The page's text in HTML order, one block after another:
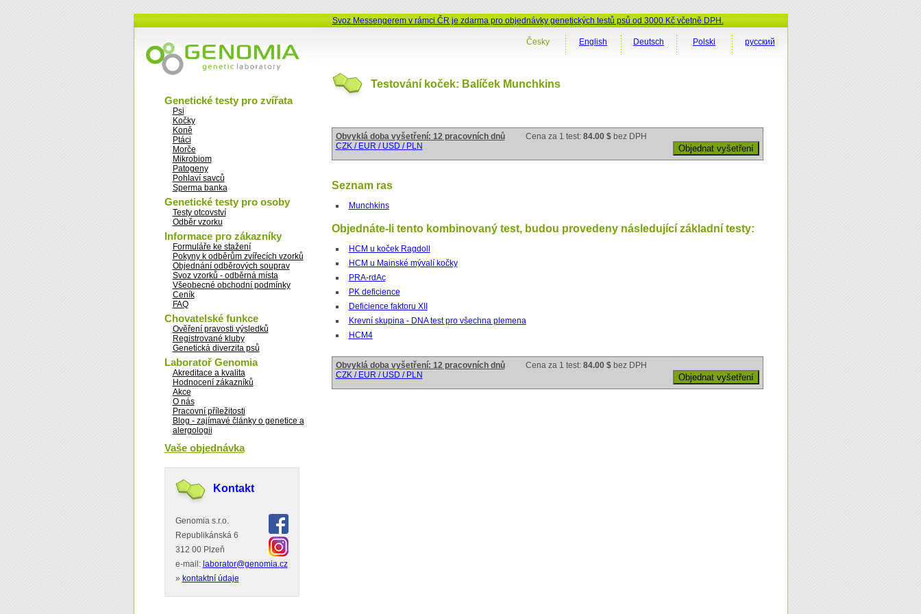
Svoz Messengerem v rámci ČR je zdarma pro objednávky genetických testů psů od 3000 Kč včetně DPH.
Genetické testy pro zvířata
Psi
Kočky
Koně
Ptáci
Morče
Mikrobiom
Patogeny
Pohlaví savců
Sperma banka
Genetické testy pro osoby
Testy otcovství
Odběr vzorku
Informace pro zákazníky
Formuláře ke stažení
Pokyny k odběrům zvířecích vzorků
Objednání odběrových souprav
Svoz vzorků - odběrná místa
Všeobecné obchodní podmínky
Ceník
FAQ
Chovatelské funkce
Ověření pravosti výsledků
Registrované kluby
Genetická diverzita psů
Laboratoř Genomia
Akreditace a kvalita
Hodnocení zákazníků
Akce
O nás
Pracovní příležitosti
Blog - zajímavé články o genetice a
alergologii
Vaše objednávka
Kontakt
Genomia s.r.o.
Republikánská 6
312 00 Plzeň
e-mail: laborator@genomia.cz
» kontaktní údaje
русский
Polski
Deutsch
English
Česky
Testování koček: Balíček Munchkins
Obvyklá doba vyšetření: 12 pracovních dnů Cena za 1 test: 84.00 $ bez DPH
CZK / EUR / USD / PLN
Seznam ras
Munchkins
Objednáte-li tento kombinovaný test, budou provedeny následující základní testy:
HCM u koček Ragdoll
HCM u Mainské mývalí kočky
PRA-rdAc
PK deficience
Deficience faktoru XII
Krevní skupina - DNA test pro všechna plemena
HCM4
Obvyklá doba vyšetření: 12 pracovních dnů Cena za 1 test: 84.00 $ bez DPH
CZK / EUR / USD / PLN